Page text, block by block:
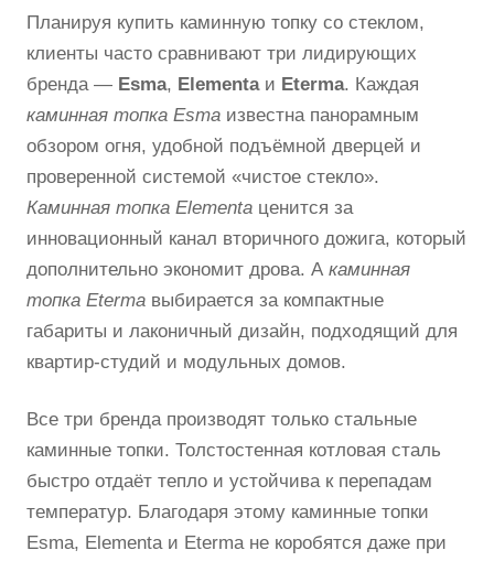
Планируя купить каминную топку со стеклом,
клиенты часто сравнивают три лидирующих
бренда — Esma, Elementaи Eterma. Каждая
каминная топка Esma известна панорамным
обзором огня, удобной подъёмной дверцей и
проверенной системой «чистое стекло».
Каминная топка Elementa ценится за
инновационный канал вторичного дожига, который
дополнительно экономит дрова. А каминная
топка Eterma выбирается за компактные
габариты и лаконичный дизайн, подходящий для
квартир-студий и модульных домов.
Все три бренда производят только стальные
каминные топки. Толстостенная котловая сталь
быстро отдаёт тепло и устойчива к перепадам
температур. Благодаря этому каминные топки
Esma, Elementa и Eterma не коробятся даже при